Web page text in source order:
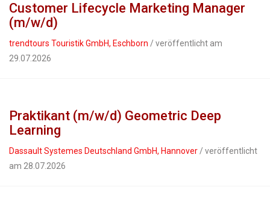
Customer Lifecycle Marketing Manager
(m/w/d)
trendtours Touristik GmbH, Eschborn / veröffentlicht am
29.07.2026
Praktikant (m/w/d) Geometric Deep
Learning
Dassault Systemes Deutschland GmbH, Hannover / veröffentlicht
am 28.07.2026